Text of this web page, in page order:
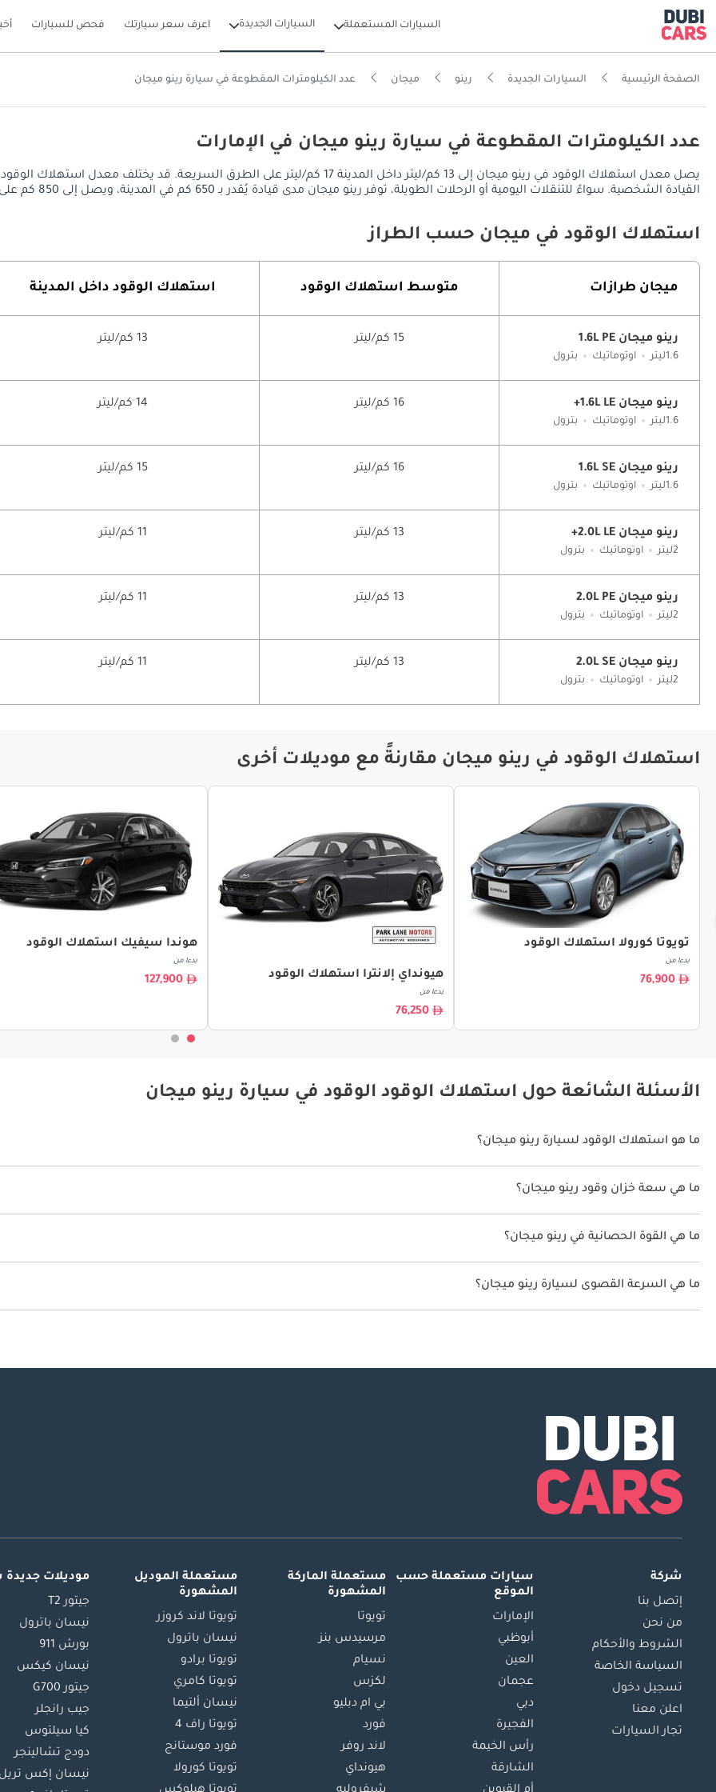
السيارات المستعملة السيارات الجديدة اعرف سعر سيارتك فحص للسيارات
الصفحة الرئيسية السيارات الجديدة رينو ميجان عدد الكيلومترات المقطوعة في سيارة رينو ميجان
عدد الكيلومترات المقطوعة في سيارة رينو ميجان في الإمارات
يصل معدل استهلاك الوقود في رينو ميجان إلى 13 كم/ليتر داخل المدينة 17 كم/ليتر على الطرق
القيادة الشخصية. سواءً للتنقلات اليومية أو الرحلات الطويلة، توفر رينو ميجان مدى قيادة يُقدر بـ 650 كم في المدينة، ويصل إلى 850 كم على الطرق السريعة، مع خزان وقود سعة 50 ليتر.
استهلاك الوقود في ميجان حسب الطراز
ميجان طرازات متوسط ​​استهلاك الوقود استهلاك الوقود داخل المدينة
رينو ميجان 1.6L PE
1.6ليتر اوتوماتيك بترول
15 كم/ليتر 13 كم/ليتر
رينو ميجان 1.6L LE+
1.6ليتر اوتوماتيك بترول
16 كم/ليتر 14 كم/ليتر
رينو ميجان 1.6L SE
1.6ليتر اوتوماتيك بترول
16 كم/ليتر 15 كم/ليتر
رينو ميجان 2.0L LE+
2ليتر اوتوماتيك بترول
13 كم/ليتر 11 كم/ليتر
رينو ميجان 2.0L PE
2ليتر اوتوماتيك بترول
13 كم/ليتر 11 كم/ليتر
رينو ميجان 2.0L SE
2ليتر اوتوماتيك بترول
13 كم/ليتر 11 كم/ليتر
استهلاك الوقود في رينو ميجان مقارنةً مع موديلات أخرى
تويوتا كورولا استهلاك الوقود
بدءا من
76,900 هيونداي إلانترا استهلاك الوقود
بدءا من
76,250
هوندا سيفيك استهلاك الوقود
بدءا من
127,900
الأسئلة الشائعة حول استهلاك الوقود الوقود في سيارة رينو ميجان
ما هو استهلاك الوقود لسيارة رينو ميجان؟
يتراوح استهلاك الوقود لسيارة رينو ميجان بين 11 كم/ليتر - 15 كم/ليتر.
ما هي سعة خزان وقود رينو ميجان؟
سعة خزان وقود رينو ميجان 50 ليتر - 60 ليتر.
ما هي القوة الحصانية في رينو ميجان؟
تنتج رينو ميجان قوة 115 حصان - 140 حصان.
ما هي السرعة القصوى لسيارة رينو ميجان؟
السرعة القصوى لسيارة رينو ميجان هي 180 كم/الساعة - 209 كم/الساعة.
شركة
إتصل بنا
من نحن
الشروط والأحكام
السياسة الخاصة
تسجيل دخول
اعلن معنا
تجار السيارات
سيارات مستعملة حسب
الموقع
الإمارات
أبوظبي
العين
عجمان
دبي
الفجيرة
رأس الخيمة
الشارقة
مستعملة الماركة
المشهورة
تويوتا
مرسيدس بنز
نسيام
لكزس
بي ام دبليو
فورد
لاند روفر
هيونداي
مستعملة الموديل
المشهورة
تويوتا لاند كروزر
نيسان باترول
تويوتا برادو
تويوتا كامري
نيسان ألتيما
تويوتا راف 4
فورد موستانج
تويوتا كورولا
موديلات
جيتور T2
نيسان باترول
بورش 911
نيسان كيكس
جيتور G700
جيب رانجلر
كيا سيلتوس
دودج تشالينجر
نيسان إكس تريل